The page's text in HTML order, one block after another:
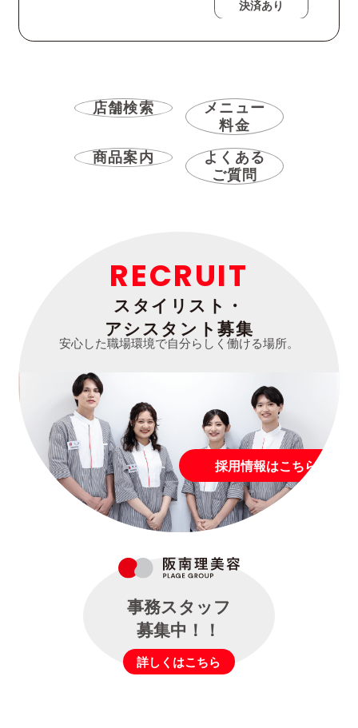
決済あり
店舗検索
メニュー
料金
商品案内
よくある
ご質問
RECRUIT
スタイリスト・
アシスタント募集
安心した職場環境で自分らしく働ける場所。
採用情報はこちら
事務スタッフ
募集中！！
詳しくはこちら